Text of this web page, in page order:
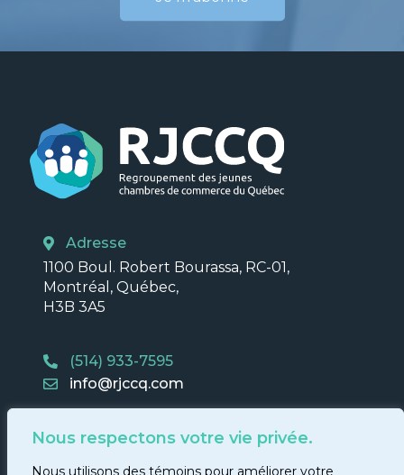
Nous respectons votre vie privée.
Nous utilisons des témoins pour améliorer votre
Adresse
1100 Boul. Robert Bourassa, RC-01,
Montréal, Québec,
H3B 3A5
(514) 933-7595
info@rjccq.com